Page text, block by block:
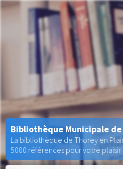
Bibliothèque Municipale
La bibliothèque de Thorey en
5000 références pour votre plaisir